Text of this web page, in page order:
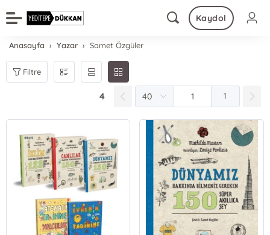
Kaydol
Anasayfa Yazar Samet Özgüler
Filtre
4 1